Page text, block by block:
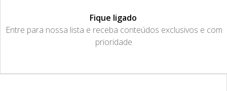
Fique ligado
​Entre para nossa lista e receba conteúdos exclusivos e com
prioridade